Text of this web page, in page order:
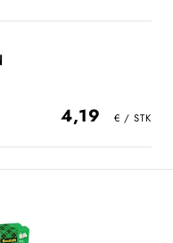
4,19